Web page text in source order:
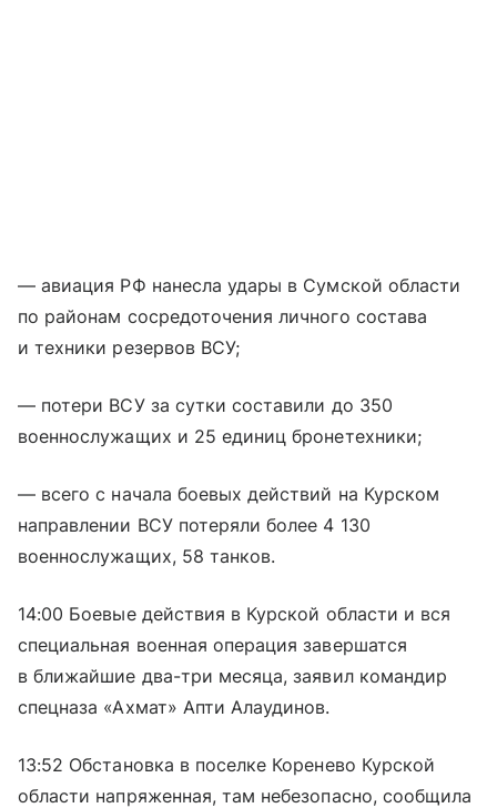
— авиация РФ нанесла удары в Сумской области
по районам сосредоточения личного состава
и техники резервов ВСУ;
— потери ВСУ за сутки составили до 350
военнослужащих и 25 единиц бронетехники;
— всего с начала боевых действий на Курском
направлении ВСУ потеряли более 4 130
военнослужащих, 58 танков.
14:00 Боевые действия в Курской области и вся
специальная военная операция завершатся
в ближайшие два-три месяца, заявил командир
спецназа «Ахмат» Апти Алаудинов.
13:52 Обстановка в поселке Коренево Курской
области напряженная, там небезопасно, сообщила